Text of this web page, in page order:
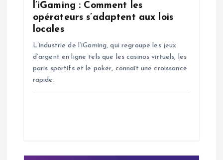
l’iGaming : Comment les
opérateurs s’adaptent aux lois
locales
L’industrie de l’iGaming, qui regroupe les jeux
d’argent en ligne tels que les casinos virtuels, les
paris sportifs et le poker, connaît une croissance
rapide.